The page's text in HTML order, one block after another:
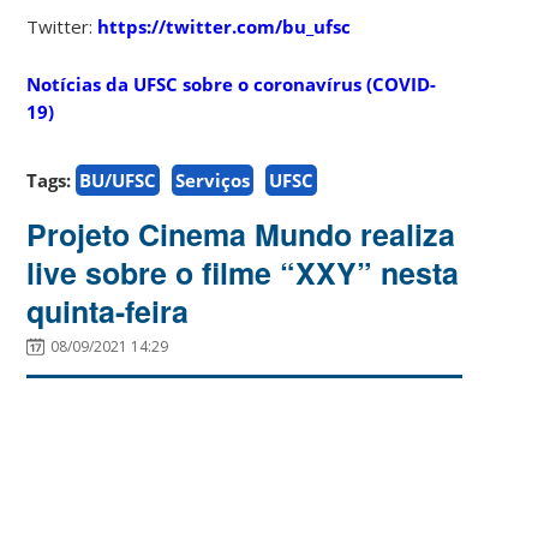
Twitter: https://twitter.com/bu_ufsc
Notícias da UFSC sobre o coronavírus (COVID-
19)
Tags: BU/UFSC Serviços UFSC
Projeto Cinema Mundo realiza
live sobre o filme “XXY” nesta
quinta-feira
08/09/2021 14:29